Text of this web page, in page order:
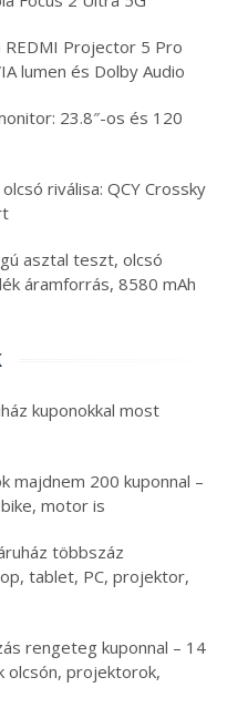
Projector 5 Pro
lumen és Dolby Audio
23.8″-os és 120
riválisa: QCY Crossky
asztal teszt, olcsó
áramforrás, 8580 mAh
kuponokkal most
majdnem 200 kuponnal –
motor is
többszáz
tablet, PC, projektor,
rengeteg kuponnal – 14
olcsón, projektorok,